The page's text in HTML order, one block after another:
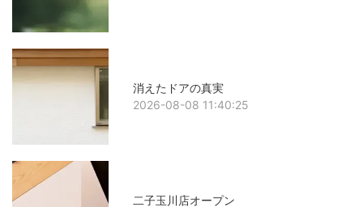
消えたドアの真実
2026-08-08 11:40:25
二子玉川店オープン